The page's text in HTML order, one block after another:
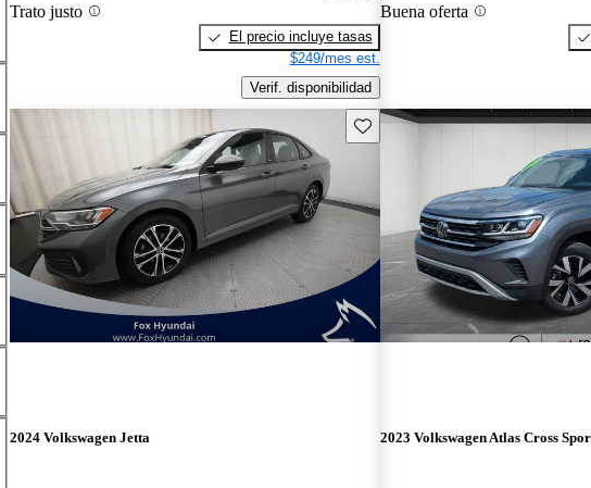
Trato justo
El precio incluye tasas
$249/mes est.
Verif. disponibilidad
Buena oferta
Guarda este Aviso
2024 Volkswagen Jetta 2023 Volkswagen Atlas Cross